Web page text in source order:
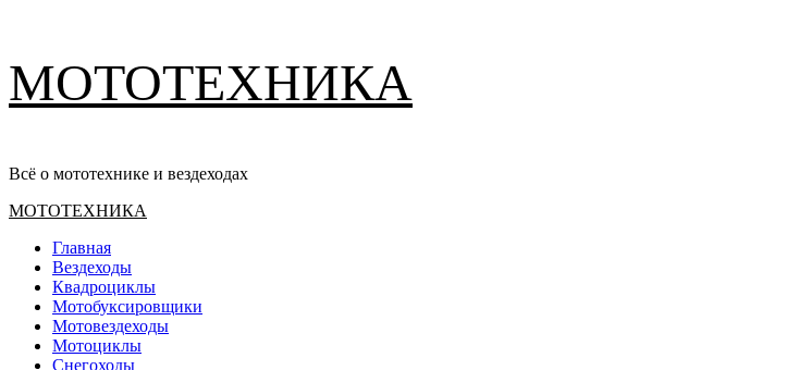
содержимому
МОТОТЕХНИКА
Всё о мототехнике и вездеходах
Основное
МОТОТЕХНИКА
Главная
Вездеходы
Квадроциклы
Мотобуксировщики
Мотовездеходы
Мотоциклы
Снегоходы